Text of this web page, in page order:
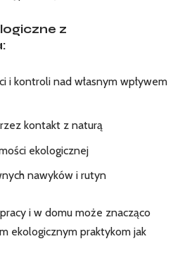
z
i kontroli nad własnym wpływem
kontakt z naturą
ekologicznej
nawyków i rutyn
i w domu może znacząco
ekologicznym praktykom jak